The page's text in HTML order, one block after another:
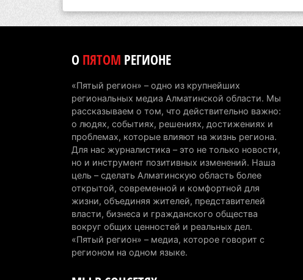
ОПЯТОМ РЕГИОНЕ
«Пятый регион» – одно из крупнейших
региональных медиа Алматинской области. Мы
рассказываем о том, что действительно важно:
о людях, событиях, решениях, достижениях и
проблемах, которые влияют на жизнь региона.
Для нас журналистика – это не только новости,
но и инструмент позитивных изменений. Наша
цель – сделать Алматинскую область более
открытой, современной и комфортной для
жизни, объединяя жителей, представителей
власти, бизнеса и гражданского общества
вокруг общих ценностей и реальных дел.
«Пятый регион» – медиа, которое говорит с
регионом на одном языке.